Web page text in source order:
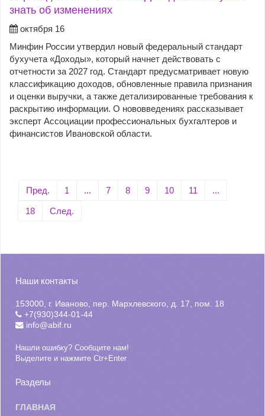
знать об изменениях
октября 16
Минфин России утвердил новый федеральный стандарт
бухучета «Доходы», который начнет действовать с
отчетности за 2027 год. Стандарт предусматривает новую
классификацию доходов, обновленные правила признания
и оценки выручки, а также детализированные требования к
раскрытию информации. О нововведениях рассказывает
эксперт Ассоциации профессиональных бухгалтеров и
финансистов Ивановской области.
Пред. 1 ... 7 8 9 10 11 ...
18 След.
Наши контакты
153000, г. Иваново, пер. Мархлевского, д. 17, пом. 18
+7(930)344-01-44
info@abif.ru
Нашли ошибку? Сообщите нам!
Выделите и нажмите Ctr+Enter
Разделы
ГЛАВНАЯ